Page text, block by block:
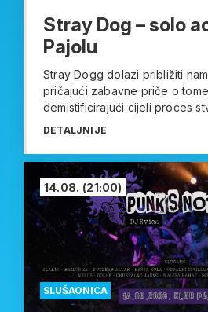
Stray Dog – solo
Pajolu
Stray Dogg dolazi približiti
pričajući zabavne priče o
demistificirajući cijeli proces
DETALJNIJE
SLUŠAONICA
14.08. (21:00)